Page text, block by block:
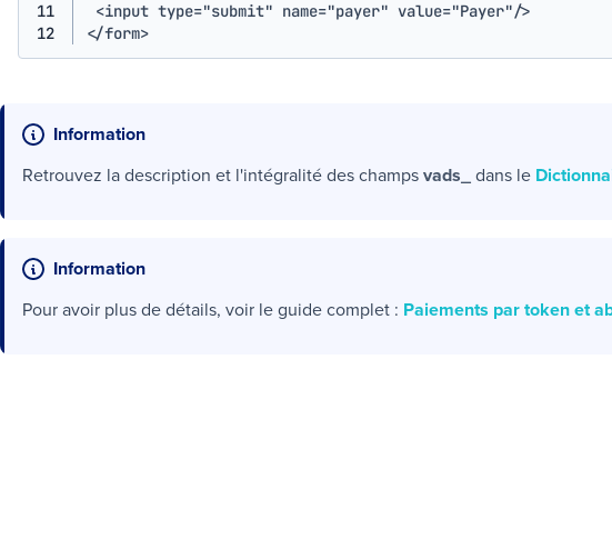
11
12
<input type="submit" name="payer" value="Payer"/>
</form>
Information
Retrouvez la description et l'intégralité des champsvads_dans le
Information
Pour avoir plus de détails, voir le guide complet : Paiements par token et